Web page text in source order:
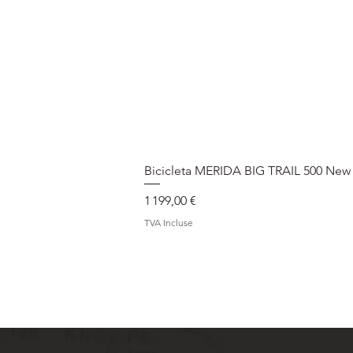
Bicicleta MERIDA BIG TRAIL 500 New
Prix
1 199,00 €
TVA Incluse